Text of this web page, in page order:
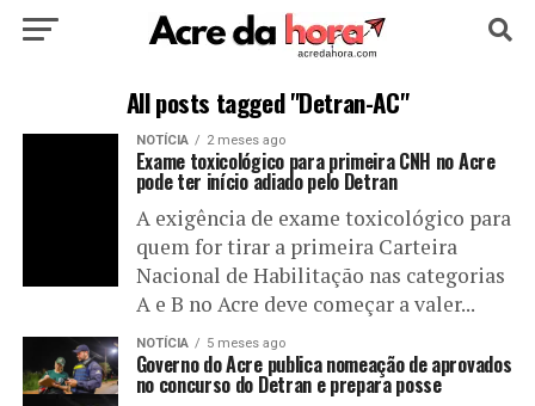
HOME POLÍTICA CULTURA ESPORTE
EDUCAÇÃO NOTÍCIA MUNDO
All posts tagged "Detran-AC"
NOTÍCIA 2 meses ago
Exame toxicológico para primeira CNH no Acre
pode ter início adiado pelo Detran
A exigência de exame toxicológico para
quem for tirar a primeira Carteira
Nacional de Habilitação nas categorias
A e B no Acre deve começar a valer...
NOTÍCIA 5 meses ago
Governo do Acre publica nomeação de aprovados
no concurso do Detran e prepara posse